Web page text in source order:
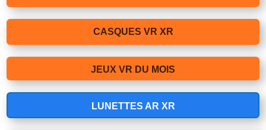
CASQUES VR XR
JEUX VR DU MOIS
LUNETTES AR XR